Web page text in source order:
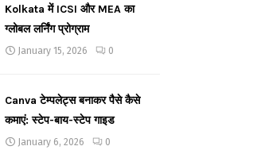
Kolkata में ICSI और MEA का
ग्लोबल लर्निंग प्रोग्राम
January 15, 2026 0
Canva टेम्पलेट्स बनाकर पैसे कैसे
कमाएं: स्टेप-बाय-स्टेप गाइड
January 6, 2026 0